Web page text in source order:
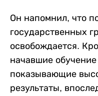
Он напомнил, что
государственных
освобождается.
начавшие
показывающие
результаты,